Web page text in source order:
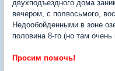
двухподъездного дома
вечером, с полвосьмого,
Недообойденными в зоне
половина 8-го (но там
Просим помочь!